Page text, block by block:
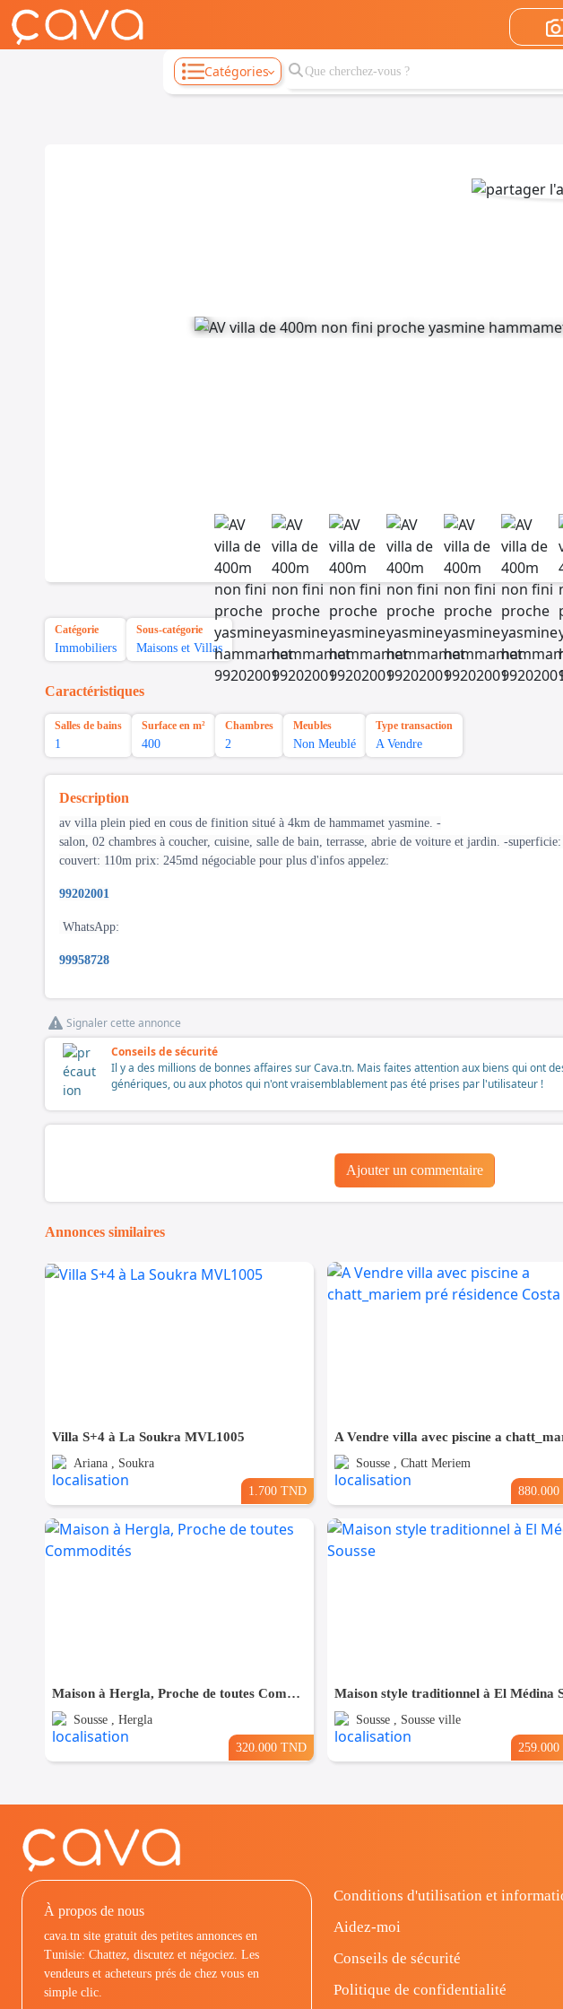
Catégories
Catégorie
Immobiliers
Sous-catégorie
Maisons et Villas
Caractéristiques
Salles de bains
1
Surface en m²
400
Chambres
2
Meubles
Non Meublé
Type transaction
A Vendre
Description
av villa plein pied en cous de finition situé à 4km de hammamet yasmine. -
salon, 02 chambres à coucher, cuisine, salle de bain, terrasse, abrie de voiture et jardin. -
couvert: 110m prix: 245md négociable pour plus d'infos appelez:
99202001
WhatsApp:
99958728
Signaler cette annonce
Conseils de sécurité
Il y a des millions de bonnes affaires sur Cava.tn. Mais faites attention aux biens qui ont
génériques, ou aux photos qui n'ont vraisemblablement pas été prises par l'utilisateur !
Ajouter un commentaire
Annonces similaires
Villa S+4 à La Soukra MVL1005
Ariana , Soukra
1.700 TND
Sousse , Chatt Meriem
Maison à Hergla, Proche de toutes Commodités
Sousse , Hergla
320.000 TND
Sousse , Sousse ville
À propos de nous
cava.tn site gratuit des petites annonces en
Tunisie: Chattez, discutez et négociez. Les
vendeurs et acheteurs prés de chez vous en
simple clic.
Conditions d'utilisation et
Aidez-moi
Conseils de sécurité
Politique de confidentialité